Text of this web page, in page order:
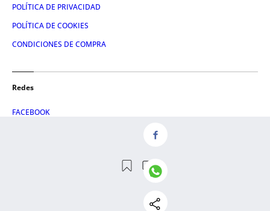
POLÍTICA DE PRIVACIDAD
POLÍTICA DE COOKIES
CONDICIONES DE COMPRA
Redes
FACEBOOK